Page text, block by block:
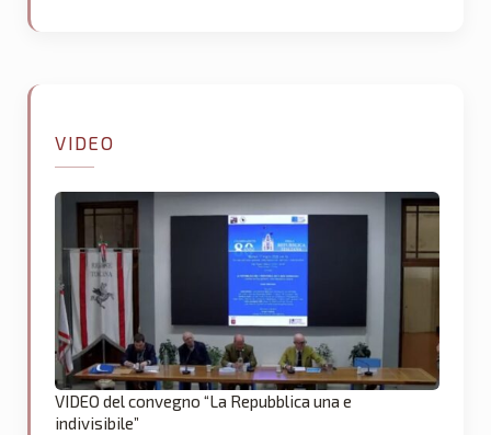
VIDEO
VIDEO del convegno “La Repubblica una e
indivisibile”